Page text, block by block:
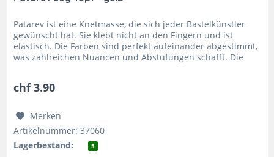
Patarev ist eine Knetmasse, die sich jeder Bastelkünstler
gewünscht hat. Sie klebt nicht an den Fingern und ist
elastisch. Die Farben sind perfekt aufeinander abgestimmt,
was zahlreichen Nuancen und Abstufungen schafft. Die
chf 3.90
Merken
Artikelnummer: 37060
Lagerbestand:
5